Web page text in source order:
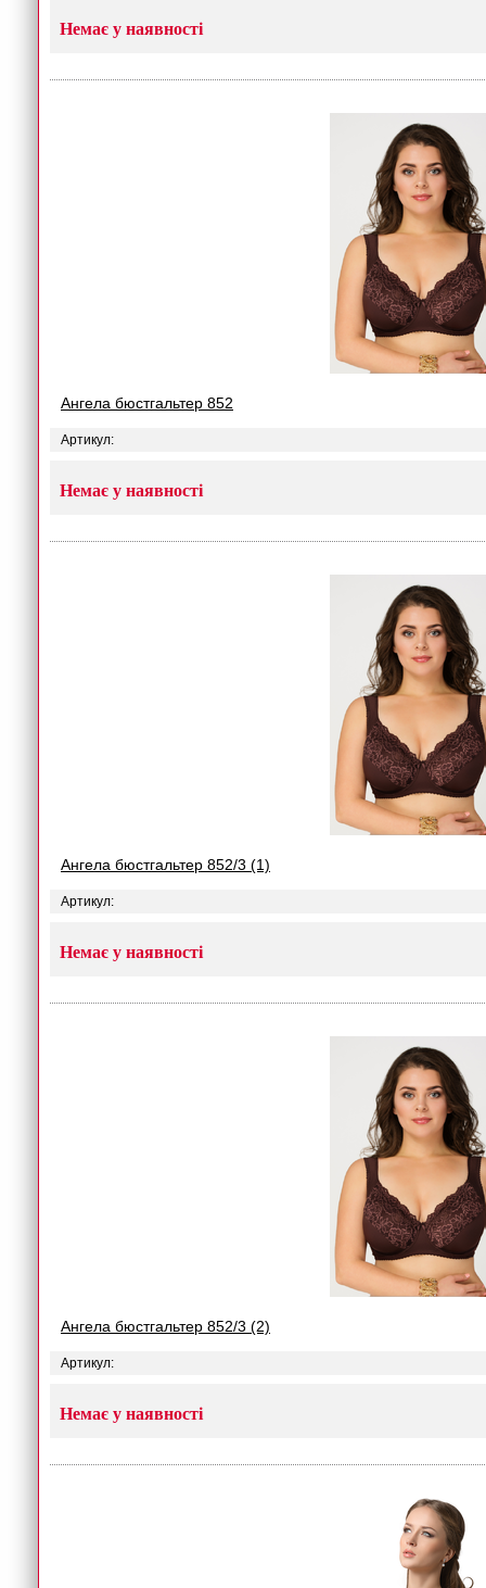
Немає у наявності
Ангела бюстгальтер 852
Артикул:
Немає у наявності
Ангела бюстгальтер 852/3 (1)
Артикул:
Немає у наявності
Ангела бюстгальтер 852/3 (2)
Артикул:
Немає у наявності